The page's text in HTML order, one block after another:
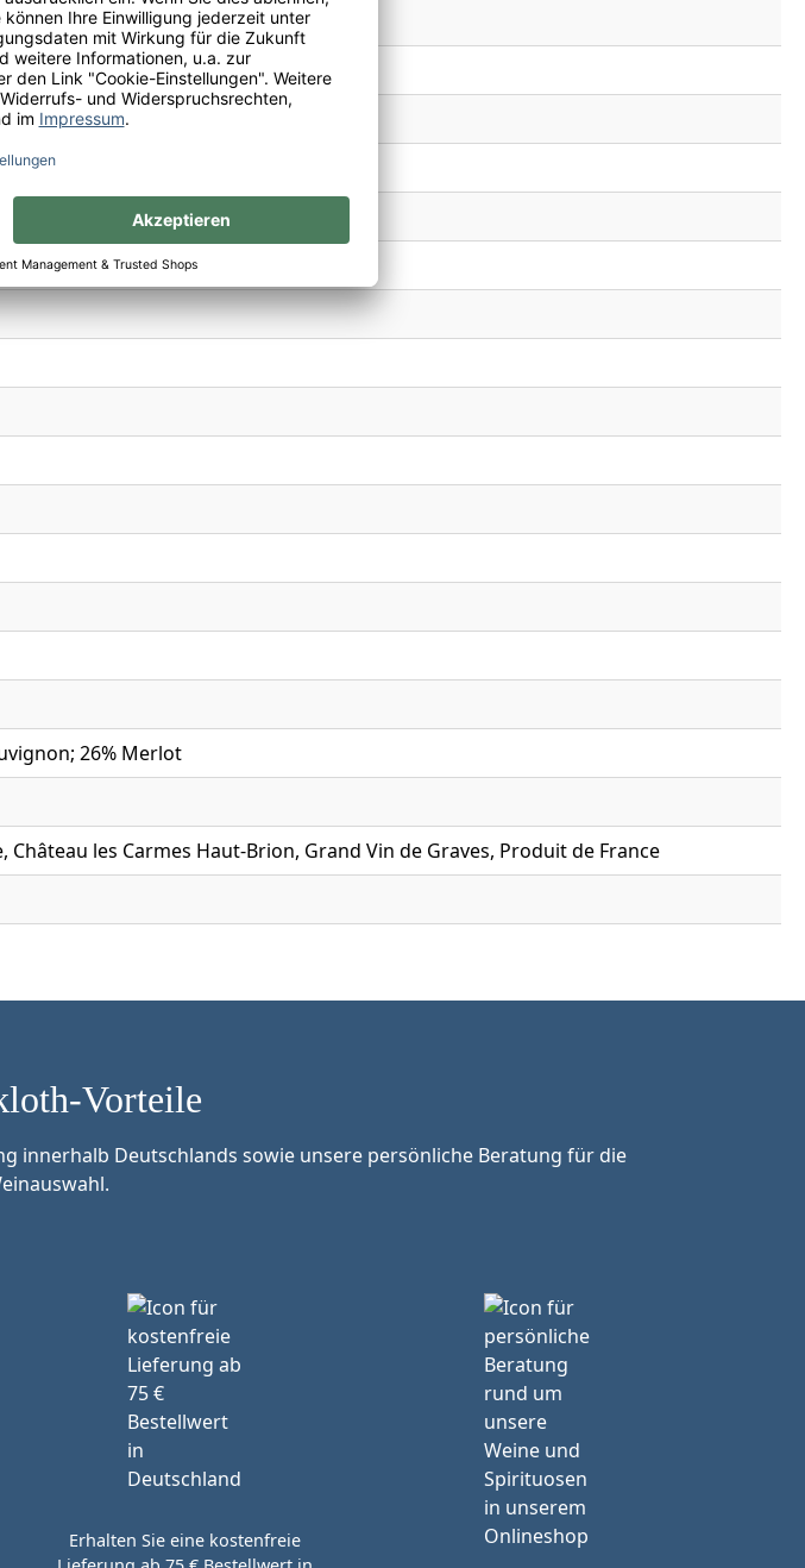
Carmes, 33000 Bordeaux, Frankreich
Schwarzkirsche, Süßholz
26% Merlot
les Carmes Haut-Brion, Grand Vin de Graves, Produit de France
Vorteile
innerhalb Deutschlands sowie unsere persönliche Beratung für die
Erhalten Sie eine kostenfreie